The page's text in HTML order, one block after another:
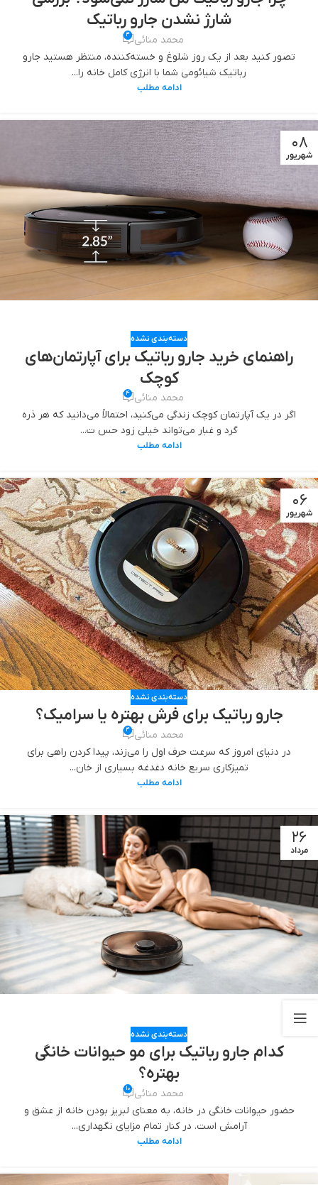
شارژ نشدن جارو رباتیک
محمد منائی 4
تصور کنید بعد از یک روز شلوغ و خسته‌کننده، منتظر هستید جارو
رباتیک شیائومی شما با انرژی کامل خانه را...
ادامه مطلب
08
شهریور
دسته‌بندی نشده
راهنمای خرید جارو رباتیک برای آپارتمان‌های
کوچک
محمد منائی 4
اگر در یک آپارتمان کوچک زندگی می‌کنید، احتمالاً می‌دانید که هر ذره
گرد و غبار می‌تواند خیلی زود حس ت...
ادامه مطلب
06
شهریور
دسته‌بندی نشده
جارو رباتیک برای فرش بهتره یا سرامیک؟
محمد منائی 4
در دنیای امروز که سرعت حرف اول را می‌زند، پیدا کردن راهی برای
تمیزکاری سریع خانه دغدغه بسیاری از خان...
ادامه مطلب
26
مرداد
دسته‌بندی نشده
کدام جارو رباتیک برای مو حیوانات خانگی
بهتره؟
محمد منائی 10
حضور حیوانات خانگی در خانه، به معنای لبریز بودن خانه از عشق و
آرامش است. در کنار تمام مزایای نگهداری...
ادامه مطلب